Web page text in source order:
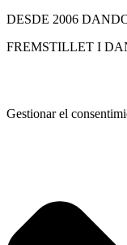
DESDE 2006
FREMSTILLET I
Gestionar el